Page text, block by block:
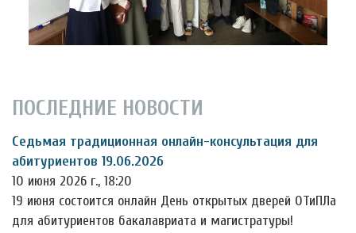
ПОСЛЕДНИЕ НОВОСТИ
Седьмая традиционная онлайн-консультация для
абитуриентов 19.06.2026
10 июня 2026 г., 18:20
19 июня состоится онлайн День открытых дверей ОТиПЛа
для абитуриентов бакалавриата и магистратуры!